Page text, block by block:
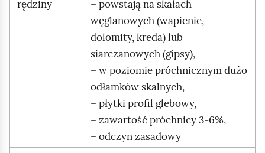
rędziny
– powstają na skałach
węglanowych (wapienie,
dolomity, kreda) lub
siarczanowych (gipsy),
– w poziomie próchnicznym dużo
odłamków skalnych,
– płytki profil glebowy,
– zawartość próchnicy 3‑6%,
– odczyn zasadowy